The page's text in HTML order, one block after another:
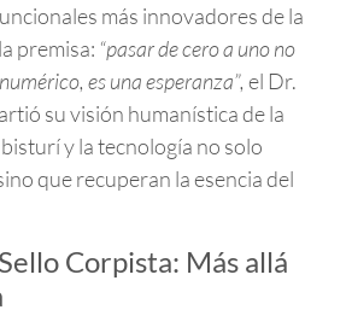
más innovadores de la
premisa: “pasar de cero a uno no
es una esperanza”, el Dr.
su visión humanística de la
y la tecnología no solo
que recuperan la esencia del
Corpista: Más allá